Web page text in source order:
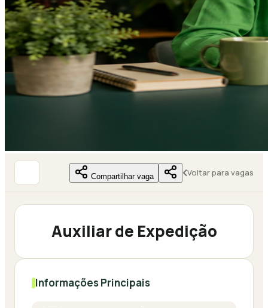
Compartilhar vaga Voltar para vagas
Auxiliar de Expedição
Informações Principais